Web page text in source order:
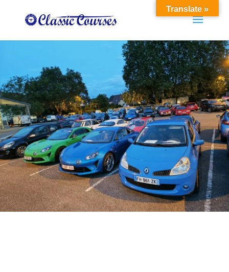
Translate »